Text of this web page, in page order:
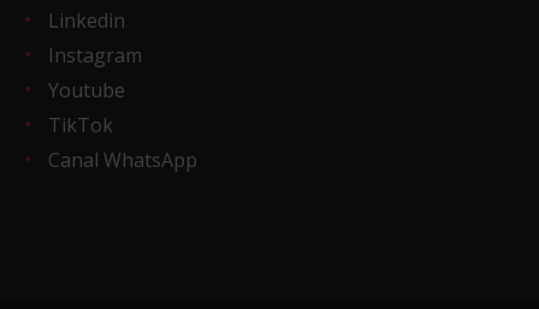
Linkedin
Instagram
Youtube
TikTok
Canal WhatsApp